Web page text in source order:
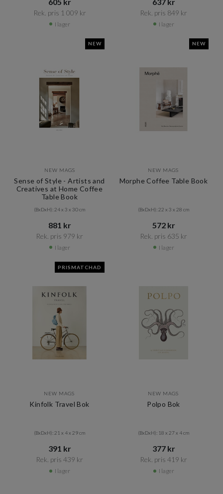
Rek. pris 1 009 kr​​
I lager
Rek. pris 849 kr​​
I lager
NEW
NEW MAGS
Sense of Style - Artists and
Creatives at Home Coffee
Table Book
(BxDxH): 24 x 3 x 30 cm
881 kr​​
Rek. pris 979 kr​​
I lager
NEW
NEW MAGS
Morphe Coffee Table Book
(BxDxH): 22 x 3 x 28 cm
572 kr​​
Rek. pris 635 kr​​
I lager
PRISMATCHAD
NEW MAGS
Kinfolk Travel Bok
(BxDxH): 21 x 4 x 29 cm
391 kr​​
Rek. pris 439 kr​​
I lager
NEW MAGS
Polpo Bok
(BxDxH): 18 x 27 x 4 cm
377 kr​​
Rek. pris 419 kr​​
I lager